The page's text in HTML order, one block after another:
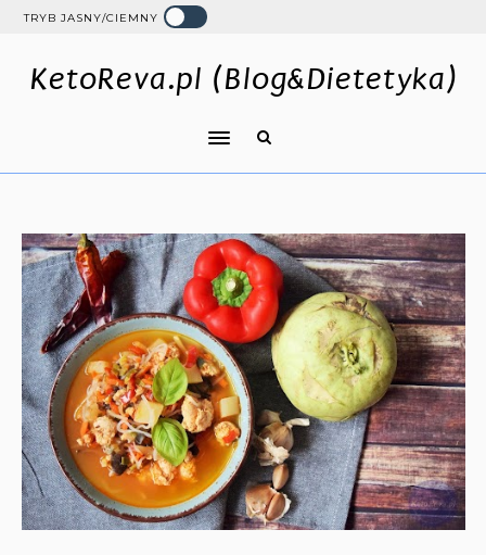
TRYB JASNY/CIEMNY
KetoReva.pl (Blog&Dietetyka)